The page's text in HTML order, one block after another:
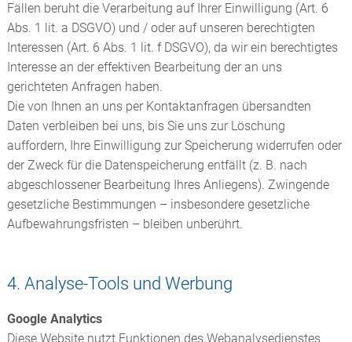
Fällen beruht die Verarbeitung auf Ihrer Einwilligung (Art. 6
Abs. 1 lit. a DSGVO) und / oder auf unseren berechtigten
Interessen (Art. 6 Abs. 1 lit. f DSGVO), da wir ein berechtigtes
Interesse an der effektiven Bearbeitung der an uns
gerichteten Anfragen haben.
Die von Ihnen an uns per Kontaktanfragen übersandten
Daten verbleiben bei uns, bis Sie uns zur Löschung
auffordern, Ihre Einwilligung zur Speicherung widerrufen oder
der Zweck für die Datenspeicherung entfällt (z. B. nach
abgeschlossener Bearbeitung Ihres Anliegens). Zwingende
gesetzliche Bestimmungen – insbesondere gesetzliche
Aufbewahrungsfristen – bleiben unberührt.
4. Analyse-Tools und Werbung
Google Analytics
Diese Website nutzt Funktionen des Webanalysedienstes